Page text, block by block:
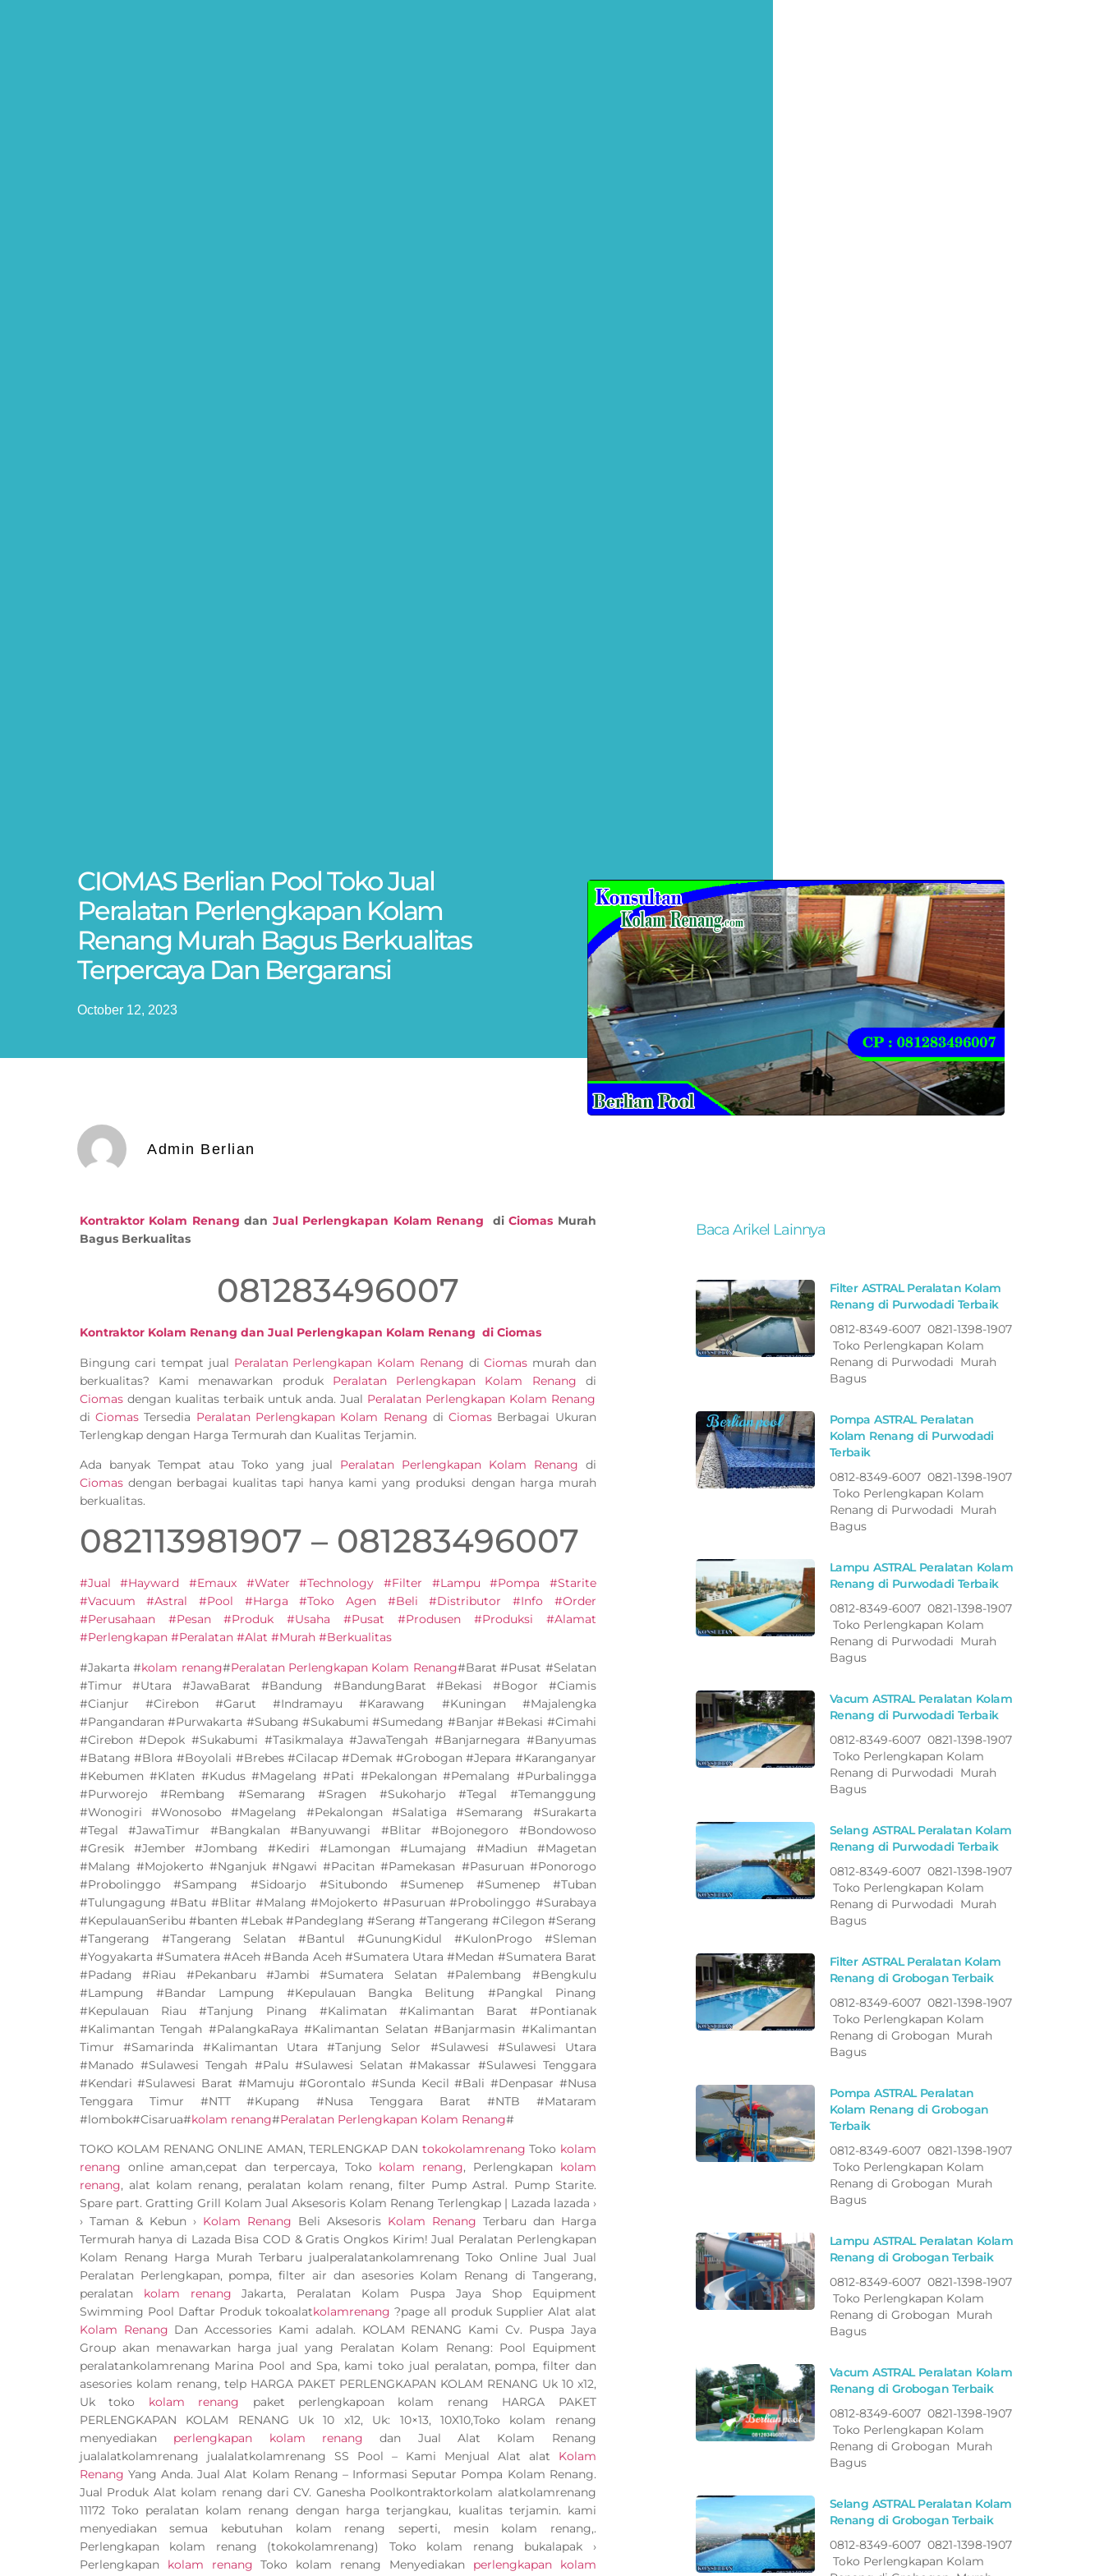
CIOMAS Berlian Pool Toko Jual
Peralatan Perlengkapan Kolam
Renang Murah Bagus Berkualitas
Terpercaya Dan Bergaransi
October 12, 2023
Admin Berlian
Kontraktor Kolam Renang dan Jual Perlengkapan Kolam Renang diCiomas Murah
Bagus Berkualitas
081283496007
Kontraktor Kolam Renang dan Jual Perlengkapan Kolam Renang di Ciomas
Bingung cari tempat jual Peralatan Perlengkapan Kolam Renang diCiomas murah dan
berkualitas? Kami menawarkan produk Peralatan Perlengkapan Kolam Renang di
Ciomasdengan kualitas terbaik untuk anda. Jual Peralatan Perlengkapan Kolam Renang
diCiomas Tersedia Peralatan Perlengkapan Kolam Renang diCiomas Berbagai Ukuran
Terlengkap dengan Harga Termurah dan Kualitas Terjamin.
Ada banyak Tempat atau Toko yang jual Peralatan Perlengkapan Kolam Renang di
Ciomasdengan berbagai kualitas tapi hanya kami yang produksi dengan harga murah
berkualitas.
082113981907 – 081283496007
#Jual #Hayward #Emaux #Water #Technology #Filter #Lampu #Pompa #Starite
#Vacuum #Astral #Pool #Harga #Toko Agen #Beli #Distributor #Info #Order
#Perusahaan #Pesan #Produk #Usaha #Pusat #Produsen #Produksi #Alamat
#Perlengkapan #Peralatan #Alat #Murah #Berkualitas
#Jakarta #kolam renang#Peralatan Perlengkapan Kolam Renang#Barat #Pusat #Selatan
#Timur #Utara #JawaBarat #Bandung #BandungBarat #Bekasi #Bogor #Ciamis
#Cianjur #Cirebon #Garut #Indramayu #Karawang #Kuningan #Majalengka
#Pangandaran #Purwakarta #Subang #Sukabumi #Sumedang #Banjar #Bekasi #Cimahi
#Cirebon #Depok #Sukabumi #Tasikmalaya #JawaTengah #Banjarnegara #Banyumas
#Batang #Blora #Boyolali #Brebes #Cilacap #Demak #Grobogan #Jepara #Karanganyar
#Kebumen #Klaten #Kudus #Magelang #Pati #Pekalongan #Pemalang #Purbalingga
#Purworejo #Rembang #Semarang #Sragen #Sukoharjo #Tegal #Temanggung
#Wonogiri #Wonosobo #Magelang #Pekalongan #Salatiga #Semarang #Surakarta
#Tegal #JawaTimur #Bangkalan #Banyuwangi #Blitar #Bojonegoro #Bondowoso
#Gresik #Jember #Jombang #Kediri #Lamongan #Lumajang #Madiun #Magetan
#Malang #Mojokerto #Nganjuk #Ngawi #Pacitan #Pamekasan #Pasuruan #Ponorogo
#Probolinggo #Sampang #Sidoarjo #Situbondo #Sumenep #Sumenep #Tuban
#Tulungagung #Batu #Blitar #Malang #Mojokerto #Pasuruan #Probolinggo #Surabaya
#KepulauanSeribu #banten #Lebak #Pandeglang #Serang #Tangerang #Cilegon #Serang
#Tangerang #Tangerang Selatan #Bantul #GunungKidul #KulonProgo #Sleman
#Yogyakarta #Sumatera #Aceh #Banda Aceh #Sumatera Utara #Medan #Sumatera Barat
#Padang #Riau #Pekanbaru #Jambi #Sumatera Selatan #Palembang #Bengkulu
#Lampung #Bandar Lampung #Kepulauan Bangka Belitung #Pangkal Pinang
#Kepulauan Riau #Tanjung Pinang #Kalimatan #Kalimantan Barat #Pontianak
#Kalimantan Tengah #PalangkaRaya #Kalimantan Selatan #Banjarmasin #Kalimantan
Timur #Samarinda #Kalimantan Utara #Tanjung Selor #Sulawesi #Sulawesi Utara
#Manado #Sulawesi Tengah #Palu #Sulawesi Selatan #Makassar #Sulawesi Tenggara
#Kendari #Sulawesi Barat #Mamuju #Gorontalo #Sunda Kecil #Bali #Denpasar #Nusa
Tenggara Timur #NTT #Kupang #Nusa Tenggara Barat #NTB #Mataram
#lombok#Cisarua#kolam renang#Peralatan Perlengkapan Kolam Renang#
TOKO KOLAM RENANG ONLINE AMAN, TERLENGKAP DAN tokokolamrenang Toko kolam
renang online aman,cepat dan terpercaya, Toko kolam renang, Perlengkapan kolam
renang, alat kolam renang, peralatan kolam renang, filter Pump Astral. Pump Starite.
Spare part. Gratting Grill Kolam Jual Aksesoris Kolam Renang Terlengkap | Lazada lazada ›
› Taman & Kebun ›Kolam Renang Beli Aksesoris Kolam Renang Terbaru dan Harga
Termurah hanya di Lazada Bisa COD & Gratis Ongkos Kirim! Jual Peralatan Perlengkapan
Kolam Renang Harga Murah Terbaru jualperalatankolamrenang Toko Online Jual Jual
Peralatan Perlengkapan, pompa, filter air dan asesories Kolam Renang di Tangerang,
peralatan kolam renang Jakarta, Peralatan Kolam Puspa Jaya Shop Equipment
Swimming Pool Daftar Produk tokoalatkolamrenang ?page all produk Supplier Alat alat
Kolam Renang Dan Accessories Kami adalah. KOLAM RENANG Kami Cv. Puspa Jaya
Group akan menawarkan harga jual yang Peralatan Kolam Renang: Pool Equipment
peralatankolamrenang Marina Pool and Spa, kami toko jual peralatan, pompa, filter dan
asesories kolam renang, telp HARGA PAKET PERLENGKAPAN KOLAM RENANG Uk 10 x12,
Uk toko kolam renang paket perlengkapoan kolam renang HARGA PAKET
PERLENGKAPAN KOLAM RENANG Uk 10 x12, Uk: 10×13, 10X10,Toko kolam renang
menyediakan perlengkapan kolam renang dan Jual Alat Kolam Renang
jualalatkolamrenang jualalatkolamrenang SS Pool – Kami Menjual Alat alat Kolam
Renang Yang Anda. Jual Alat Kolam Renang – Informasi Seputar Pompa Kolam Renang.
Jual Produk Alat kolam renang dari CV. Ganesha Poolkontraktorkolam alatkolamrenang
11172 Toko peralatan kolam renang dengan harga terjangkau, kualitas terjamin. kami
menyediakan semua kebutuhan kolam renang seperti, mesin kolam renang,.
Perlengkapan kolam renang (tokokolamrenang) Toko kolam renang bukalapak ›
Perlengkapan kolam renang Toko kolam renang Menyediakan perlengkapan kolam
Baca Arikel Lainnya
Filter ASTRAL Peralatan Kolam
Renang di Purwodadi Terbaik
0812-8349-6007 0821-1398-1907
Toko Perlengkapan Kolam
Renang di Purwodadi Murah
Bagus
Pompa ASTRAL Peralatan
Kolam Renang di Purwodadi
Terbaik
0812-8349-6007 0821-1398-1907
Toko Perlengkapan Kolam
Renang di Purwodadi Murah
Bagus
Lampu ASTRAL Peralatan Kolam
Renang di Purwodadi Terbaik
0812-8349-6007 0821-1398-1907
Toko Perlengkapan Kolam
Renang di Purwodadi Murah
Bagus
Vacum ASTRAL Peralatan Kolam
Renang di Purwodadi Terbaik
0812-8349-6007 0821-1398-1907
Toko Perlengkapan Kolam
Renang di Purwodadi Murah
Bagus
Selang ASTRAL Peralatan Kolam
Renang di Purwodadi Terbaik
0812-8349-6007 0821-1398-1907
Toko Perlengkapan Kolam
Renang di Purwodadi Murah
Bagus
Filter ASTRAL Peralatan Kolam
Renang di Grobogan Terbaik
0812-8349-6007 0821-1398-1907
Toko Perlengkapan Kolam
Renang di Grobogan Murah
Bagus
Pompa ASTRAL Peralatan
Kolam Renang di Grobogan
Terbaik
0812-8349-6007 0821-1398-1907
Toko Perlengkapan Kolam
Renang di Grobogan Murah
Bagus
Lampu ASTRAL Peralatan Kolam
Renang di Grobogan Terbaik
0812-8349-6007 0821-1398-1907
Toko Perlengkapan Kolam
Renang di Grobogan Murah
Bagus
Vacum ASTRAL Peralatan Kolam
Renang di Grobogan Terbaik
0812-8349-6007 0821-1398-1907
Toko Perlengkapan Kolam
Renang di Grobogan Murah
Bagus
Selang ASTRAL Peralatan Kolam
Renang di Grobogan Terbaik
0812-8349-6007 0821-1398-1907
Toko Perlengkapan Kolam